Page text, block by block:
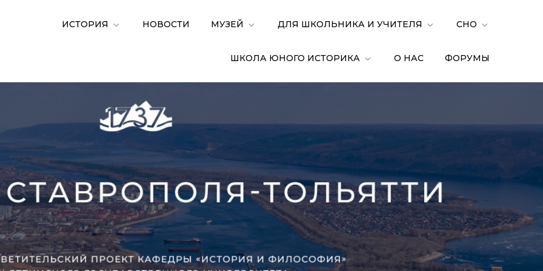
ИСТОРИЯ НОВОСТИ МУЗЕЙ ДЛЯ ШКОЛЬНИКА И УЧИТЕЛЯ СНО
ШКОЛА ЮНОГО ИСТОРИКА О НАС ФОРУМЫ